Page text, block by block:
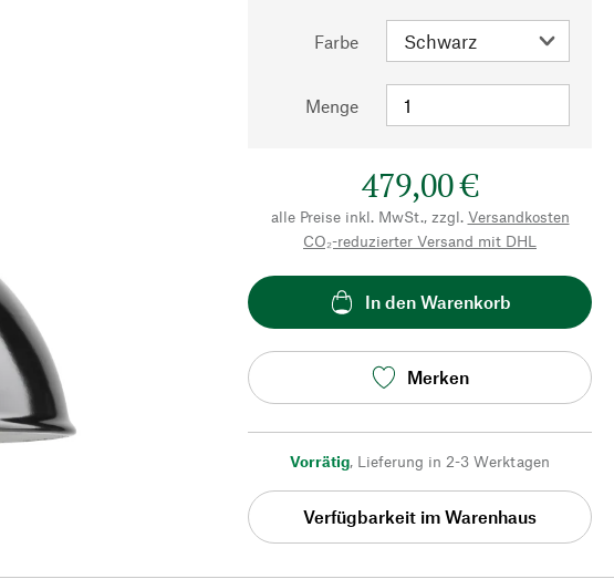
Farbe
Menge
479,00 €
alle Preise inkl. MwSt., zzgl. Versandkosten
CO₂-reduzierter Versand mit DHL
In den Warenkorb
Merken
Vorrätig, Lieferung in 2-3 Werktagen
Verfügbarkeit im Warenhaus